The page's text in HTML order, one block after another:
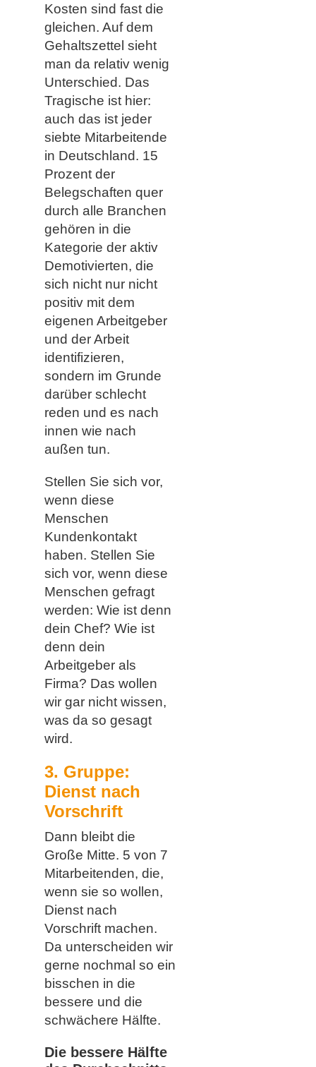
Kosten sind fast die
gleichen. Auf dem
Gehaltszettel sieht
man da relativ wenig
Unterschied. Das
Tragische ist hier:
auch das ist jeder
siebte Mitarbeitende
in Deutschland. 15
Prozent der
Belegschaften quer
durch alle Branchen
gehören in die
Kategorie der aktiv
Demotivierten, die
sich nicht nur nicht
positiv mit dem
eigenen Arbeitgeber
und der Arbeit
identifizieren,
sondern im Grunde
darüber schlecht
reden und es nach
innen wie nach
außen tun.
Stellen Sie sich vor,
wenn diese
Menschen
Kundenkontakt
haben. Stellen Sie
sich vor, wenn diese
Menschen gefragt
werden: Wie ist denn
dein Chef? Wie ist
denn dein
Arbeitgeber als
Firma? Das wollen
wir gar nicht wissen,
was da so gesagt
wird.
3. Gruppe:
Dienst nach
Vorschrift
Dann bleibt die
Große Mitte. 5 von 7
Mitarbeitenden, die,
wenn sie so wollen,
Dienst nach
Vorschrift machen.
Da unterscheiden wir
gerne nochmal so ein
bisschen in die
bessere und die
schwächere Hälfte.
Die bessere Hälfte